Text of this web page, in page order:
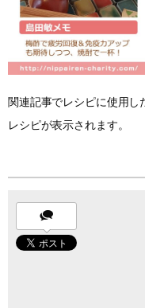
関連記事でレシピに使用
レシピが表示されます。